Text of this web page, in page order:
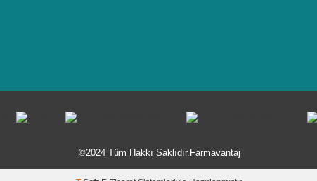
©2024 Tüm Hakkı Saklıdır.Farmavantaj